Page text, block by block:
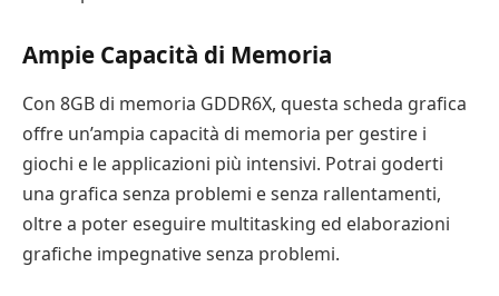
Ampie Capacità di Memoria
Con 8GB di memoria GDDR6X, questa scheda grafica
offre un’ampia capacità di memoria per gestire i
giochi e le applicazioni più intensivi. Potrai goderti
una grafica senza problemi e senza rallentamenti,
oltre a poter eseguire multitasking ed elaborazioni
grafiche impegnative senza problemi.